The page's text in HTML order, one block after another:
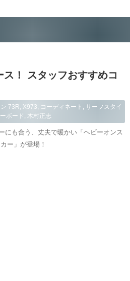
！ スタッフおすすめコ
73R,X973,コーディネート,サーフスタイ
ボード,木村正志
にも合う、丈夫で暖かい「ヘビーオンス
ー」が登場！